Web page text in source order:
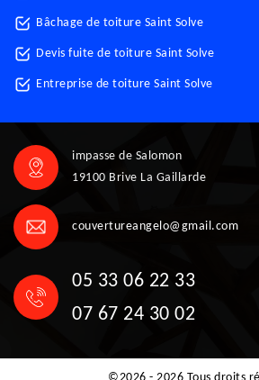
Bâchage de toiture Saint Solve
Devis fuite de toiture Saint Solve
Entreprise de toiture Saint Solve
impasse de Salomon
19100 Brive La Gaillarde
couvertureangelo@gmail.com
05 33 06 22 33
07 67 24 30 02